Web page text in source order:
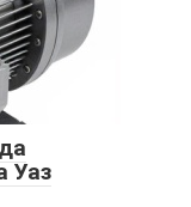
Уаз